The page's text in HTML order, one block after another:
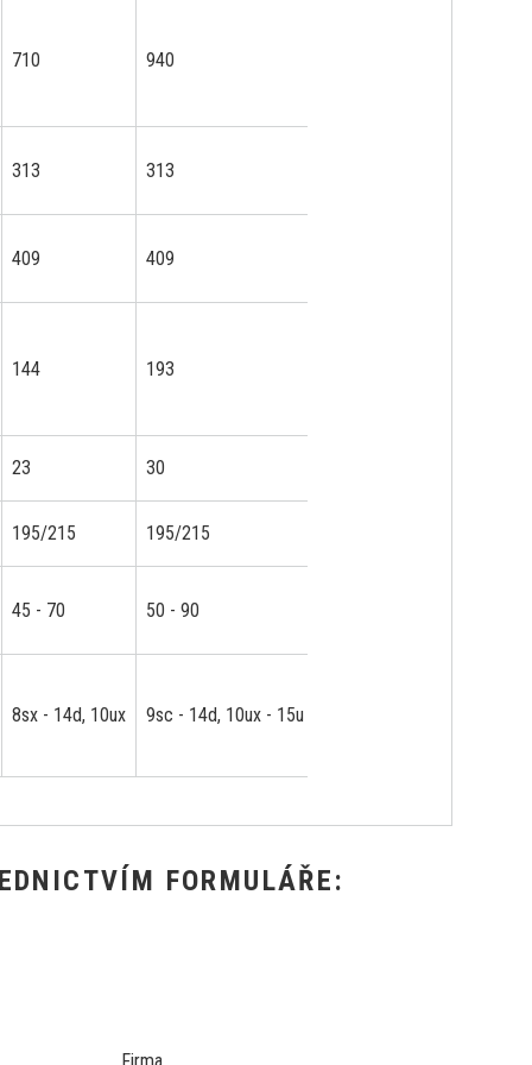
710 940
313 313
409 409
144 193
23 30
195/215 195/215
45 - 70 50 - 90
8sx - 14d, 10ux 9sc - 14d, 10ux - 15u
FORMULÁŘE: